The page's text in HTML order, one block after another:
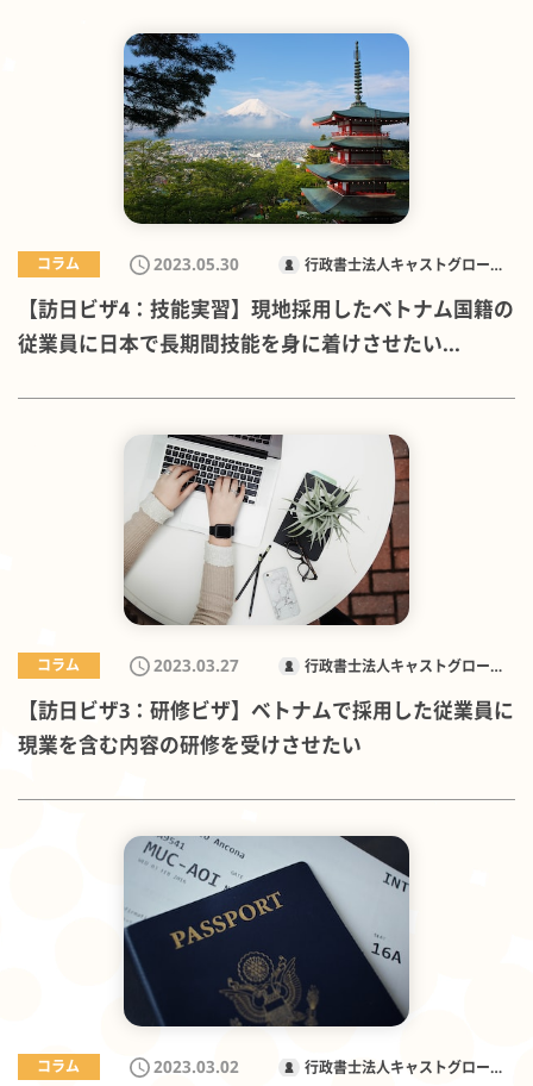
コラム 2023.05.30
行政書士法人キャストグローバ
【訪日ビザ4：技能実習】現地採用したベトナム国籍の
従業員に日本で長期間技能を身に着けさせたい...
コラム 2023.03.27
行政書士法人キャストグローバ
【訪日ビザ3：研修ビザ】ベトナムで採用した従業員に
現業を含む内容の研修を受けさせたい
コラム 2023.03.02
行政書士法人キャストグローバ